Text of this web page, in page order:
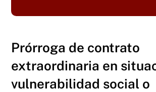
Prórroga de contrato
extraordinaria en
vulnerabilidad social o